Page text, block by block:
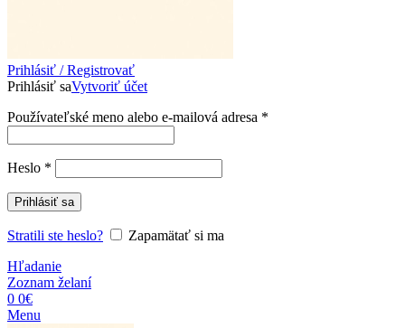
Prihlásiť / Registrovať
Prihlásiť saVytvoriť účet
Používateľské meno alebo e-mailová adresa *
Heslo *
Prihlásiť sa
Stratili ste heslo?
Zapamätať si ma
Hľadanie
Zoznam želaní
0 0€
Menu